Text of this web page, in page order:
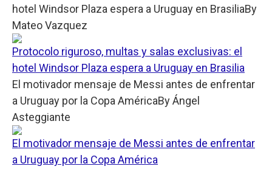
hotel Windsor Plaza espera a Uruguay en BrasiliaBy
Mateo Vazquez
Protocolo riguroso, multas y salas exclusivas: el
hotel Windsor Plaza espera a Uruguay en Brasilia
El motivador mensaje de Messi antes de enfrentar
a Uruguay por la Copa AméricaByÁngel
Asteggiante
El motivador mensaje de Messi antes de enfrentar
a Uruguay por la Copa América